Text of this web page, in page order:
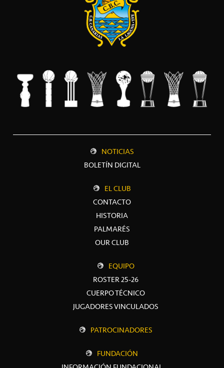
NOTICIAS
BOLETÍN DIGITAL
EL CLUB
CONTACTO
HISTORIA
PALMARÉS
OUR CLUB
EQUIPO
ROSTER 25-26
CUERPO TÉCNICO
JUGADORES VINCULADOS
PATROCINADORES
FUNDACIÓN